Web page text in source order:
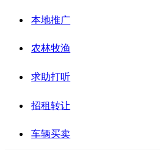
本地推广
农林牧渔
求助打听
招租转让
车辆买卖